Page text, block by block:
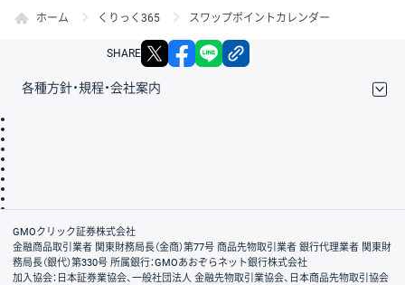
ホーム くりっく365 スワップポイントカレンダー
SHARE X facebook
各種方針・規程・会社案内
会社案内
GMOクリック証券株式会社
金融商品取引業者 関東財務局長（金商）第77号 商品先物取引業者 銀行代理業者 関東財
務局長（銀代）第330号 所属銀行：GMOあおぞらネット銀行株式会社
加入協会：日本証券業協会、一般社団法人 金融先物取引業協会、日本商品先物取引協会